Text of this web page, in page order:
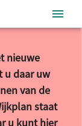
nieuwe
u daar uw
van de
staat
u kunt hier